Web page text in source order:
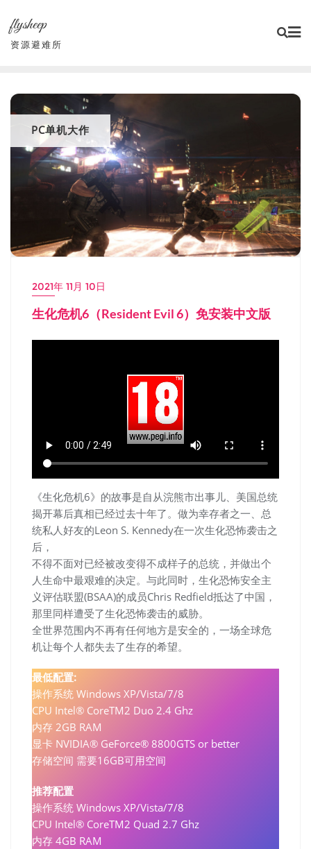
content
flysheep
资源避难所
PC单机大作
2021年 11月 10日
生化危机6（Resident Evil 6）免安装中文版
《生化危机6》的故事是自从浣熊市出事儿、美国总统
揭开幕后真相已经过去十年了。做为幸存者之一、总
统私人好友的Leon S. Kennedy在一次生化恐怖袭击之
后，
不得不面对已经被改变得不成样子的总统，并做出个
人生命中最艰难的决定。与此同时，生化恐怖安全主
义评估联盟(BSAA)的成员Chris Redfield抵达了中国，
那里同样遭受了生化恐怖袭击的威胁。
全世界范围内不再有任何地方是安全的，一场全球危
机让每个人都失去了生存的希望。
最低配置:
操作系统 Windows XP/Vista/7/8
CPU Intel® CoreTM2 Duo 2.4 Ghz
内存 2GB RAM
显卡 NVIDIA® GeForce® 8800GTS or better
存储空间 需要16GB可用空间
推荐配置
操作系统 Windows XP/Vista/7/8
CPU Intel® CoreTM2 Quad 2.7 Ghz
内存 4GB RAM